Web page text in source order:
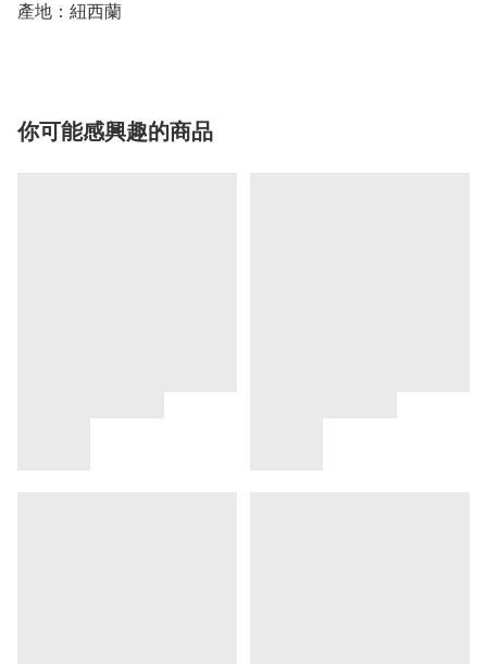
產地：紐西蘭
你可能感興趣的商品